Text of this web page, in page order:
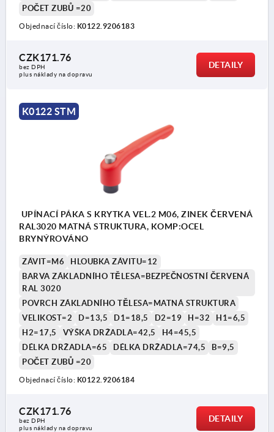
POČET ZUBŮ =20
Objednací číslo: K0122.9206183
CZK171.76
bez DPH
plus náklady na dopravu
DETAILY
K0122 STM
UPÍNACÍ PÁKA S KRYTKA VEL.2 M06, ZINEK ČERVENÁ
RAL3020 MATNÁ STRUKTURA, KOMP:OCEL
BRYNÝROVÁNO
ZÁVIT=M6
HLOUBKA ZÁVITU=12
BARVA ZÁKLADNÍHO TĚLESA=BEZPEČNOSTNÍ ČERVENÁ
RAL 3020
POVRCH ZÁKLADNÍHO TĚLESA=MATNÁ STRUKTURA
VELIKOST=2
D=13,5 D1=18,5 D2=19 H=32
H1=6,5
H2=17,5
VÝŠKA DRŽADLA=42,5
H4=45,5
DÉLKA DRŽADLA=65
DÉLKA DRŽADLA=74,5
B=9,5
POČET ZUBŮ =20
Objednací číslo: K0122.9206184
CZK171.76
bez DPH
plus náklady na dopravu
DETAILY